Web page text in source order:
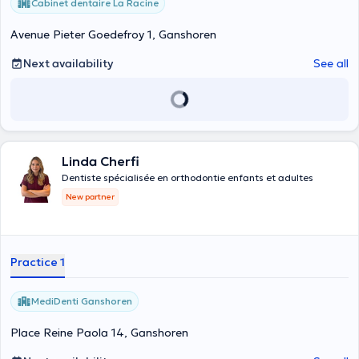
Cabinet dentaire La Racine
Avenue Pieter Goedefroy 1, Ganshoren
Next availability
See all
Linda Cherfi
Dentiste spécialisée en orthodontie enfants et adultes
New partner
Practice 1
MediDenti Ganshoren
Place Reine Paola 14, Ganshoren